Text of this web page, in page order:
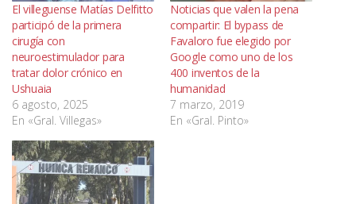
El villeguense Matías Delfitto
participó de la primera
cirugía con
neuroestimulador para
tratar dolor crónico en
Ushuaia
6 agosto, 2025
En «Gral. Villegas»
Noticias que valen la pena
compartir: El bypass de
Favaloro fue elegido por
Google como uno de los
400 inventos de la
humanidad
7 marzo, 2019
En «Gral. Pinto»